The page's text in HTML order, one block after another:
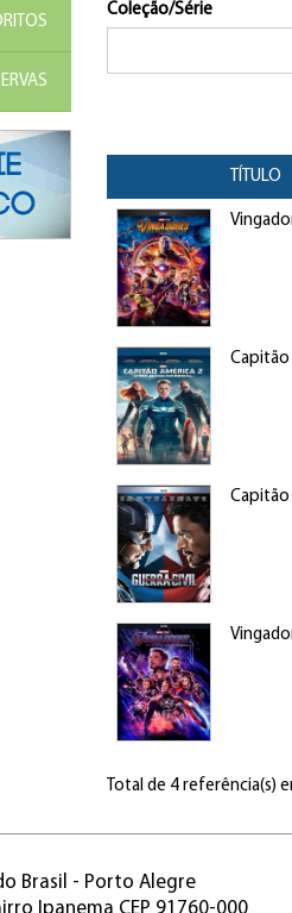
Coleção/Série
TÍTULO
Capitão
Capitão
Total de 4 referência(s)
Brasil - Porto Alegre
Ipanema CEP 91760-000